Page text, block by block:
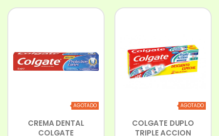
AGOTADO
CREMA DENTAL
COLGATE
AGOTADO
COLGATE DUPLO
TRIPLE ACCION